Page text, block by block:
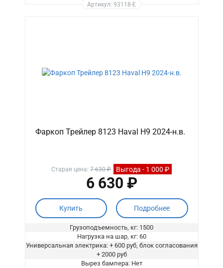
Артикул: 93118-E
Фаркоп Трейлер 8123 Haval H9 2024-н.в.
Старая цена: 7 630 ₽ Выгода - 1 000 ₽
6 630 ₽
Купить Подробнее
Грузоподъемность, кг: 1500
Нагрузка на шар, кг: 60
Универсальная электрика: + 600 руб, блок согласования
+ 2000 руб
Вырез бампера: Нет